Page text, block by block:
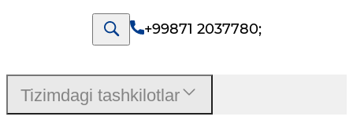
+99871 2037780;
Tizimdagi tashkilotlar